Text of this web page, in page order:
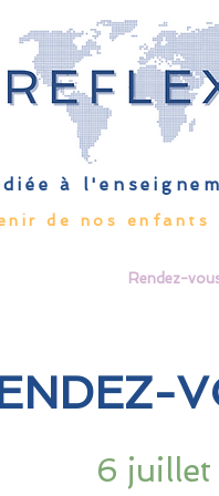
à
de nos enfants
Rendez-
6